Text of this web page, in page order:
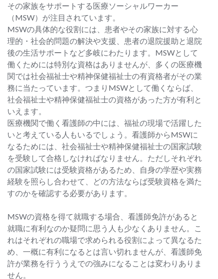
その家族をサポートする医療ソーシャルワーカー
（MSW）が注目されています。
MSWの具体的な役割には、患者やその家族に対する心
理的・社会的問題の解決や支援、患者の退院援助と退院
後の生活サポートなど多岐にわたります。MSWとして
働くためには特別な資格はありませんが、多くの医療機
関では社会福祉士や精神保健福祉士の有資格者がその業
務に当たっています。つまりMSWとして働くならば、
社会福祉士や精神保健福祉士の資格があった方が有利と
いえます。
医療機関で働く看護師の中には、福祉の現場で活躍した
いと考えている人もいるでしょう。看護師からMSWに
なるためには、社会福祉士や精神保健福祉士の国家試験
を受験して合格しなければなりません。ただしそれぞれ
の国家試験には受験資格があるため、自身の学歴や実務
経験を照らし合わせて、どの方法ならば受験資格を満た
すのかを確認する必要があります。
MSWの資格を得て就職する場合、看護師免許があると
就職に有利なのか疑問に思う人も少なくありません。こ
れはそれぞれの職場で求められる役割によって異なるた
め、一概に有利になるとは言い切れませんが、看護師免
許が業務を行ううえでの強みになることは変わりありま
せん。